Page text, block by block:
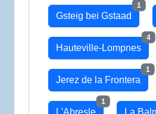
Gsteig bei Gstaad
1
Hauteville-Lompnes
4
Jerez de la Frontera
1
L'Abresle
1
La